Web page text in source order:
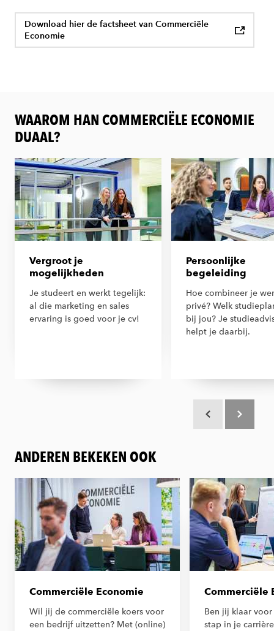
Download hier de factsheet van Commerciële
Economie
WAAROM HAN COMMERCIËLE ECONOMIE
DUAAL?
Vergroot je
mogelijkheden
Je studeert en werkt tegelijk:
al die marketing en sales
ervaring is goed voor je cv!
Persoonlijke
begeleiding
Hoe combineer je
privé? Welk
bij jou? Je
helpt je daarbij.
ANDEREN BEKEKEN OOK
Commerciële Economie
Wil jij de commerciële koers voor
een bedrijf uitzetten? Met (online)
Commerciële
Ben jij klaar
stap in je